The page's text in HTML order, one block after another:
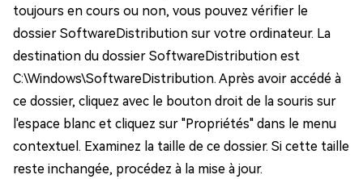
toujours en cours ou non, vous pouvez vérifier le
dossier SoftwareDistribution sur votre ordinateur. La
destination du dossier SoftwareDistribution est
C:\Windows\SoftwareDistribution. Après avoir accédé à
ce dossier, cliquez avec le bouton droit de la souris sur
l'espace blanc et cliquez sur "Propriétés" dans le menu
contextuel. Examinez la taille de ce dossier. Si cette taille
reste inchangée, procédez à la mise à jour.